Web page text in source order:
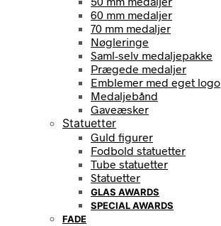
60 mm medaljer
70 mm medaljer
Nøgleringe
Saml-selv medaljepakke
Prægede medaljer
Emblemer med eget logo
Medaljebånd
Gaveæsker
Statuetter
Guld figurer
Fodbold statuetter
Tube statuetter
Statuetter
GLAS AWARDS
SPECIAL AWARDS
FADE